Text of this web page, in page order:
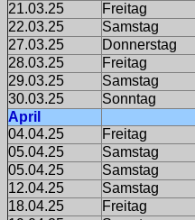
21.03.25
Freitag
22.03.25
Samstag
27.03.25
Donnerstag
28.03.25
Freitag
29.03.25
Samstag
30.03.25
Sonntag
April
04.04.25
Freitag
05.04.25
Samstag
05.04.25
Samstag
12.04.25
Samstag
18.04.25
Freitag